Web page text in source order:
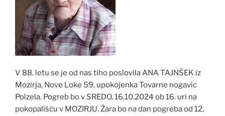
V 88. letu se je od nas tiho poslovila ANA TAJNŠEK iz
Mozirja, Nove Loke 59, upokojenka Tovarne nogavic
Polzela. Pogreb bo v SREDO, 16.10.2024 ob 16. uri na
pokopališču v MOZIRJU. Žara bo na dan pogreba od 12.